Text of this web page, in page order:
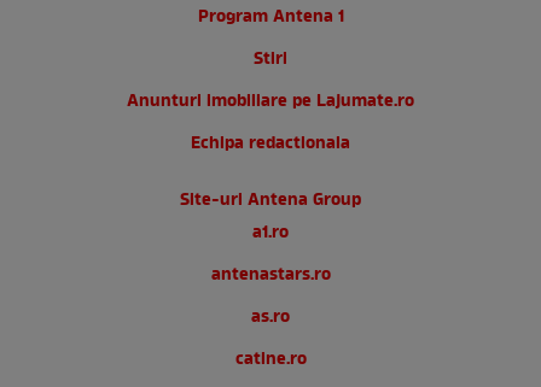
Program Antena 1
Stiri
Anunturi imobiliare pe Lajumate.ro
Echipa redactionala
Site-uri Antena Group
a1.ro
antenastars.ro
as.ro
catine.ro